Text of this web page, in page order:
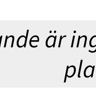
◀︎
är